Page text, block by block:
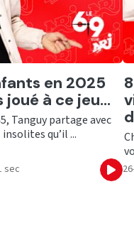
en 2025
à ce jeu...
Tanguy partage avec
qu’il ...
sec